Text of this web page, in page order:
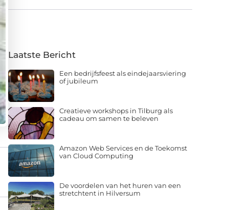
Laatste Bericht
Een bedrijfsfeest als eindejaarsviering
of jubileum
Creatieve workshops in Tilburg als
cadeau om samen te beleven
Amazon Web Services en de Toekomst
van Cloud Computing
De voordelen van het huren van een
stretchtent in Hilversum